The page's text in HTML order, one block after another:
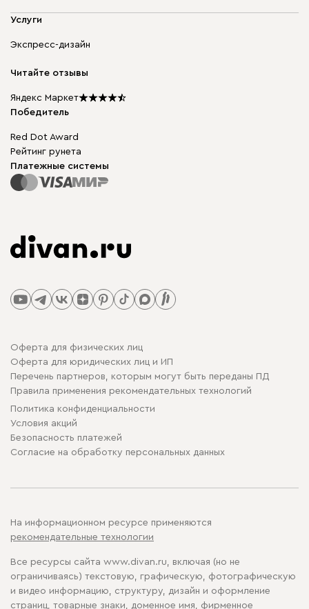
Доставка и оплата
диван.клуб
Подарочные сертификаты
Мы в прессе
Мягкая мебель
Бескаркасная мебель
Столы и стулья
Услуги
Экспресс-дизайн
Читайте отзывы
Яндекс Маркет
Победитель
Red Dot Award
Рейтинг рунета
Платежные системы
Оферта для физических лиц
Оферта для юридических лиц и ИП
Перечень партнеров, которым могут быть переданы ПД
Правила применения рекомендательных технологий
Политика конфиденциальности
Условия акций
Безопасность платежей
Cогласие на обработку персональных данных
На информационном ресурсе применяются
рекомендательные технологии
Все ресурсы сайта www.divan.ru, включая (но не
ограничиваясь) текстовую, графическую, фотографическую
и видео информацию, структуру, дизайн и оформление
страниц, товарные знаки, доменное имя, фирменное